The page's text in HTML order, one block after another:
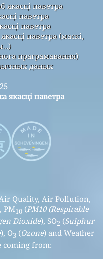
якасці паветра
паветра
паветра
паветра (маскі,
праграмавання)
даных
якасці паветра
Quality, Air Pollution,
PM10 (PM10 (Respirable
Dioxide), SO2 (Sulphur
), O3 (Ozone) and Weather
coming from: